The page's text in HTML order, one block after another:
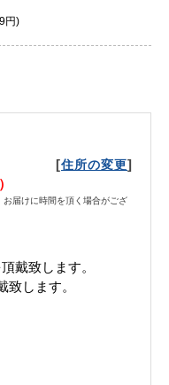
円)
[住所の変更]
届けに時間を頂く場合がござ
戴致します。
します。